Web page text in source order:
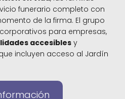
funerario completo con
de la firma. El grupo
para empresas,
accesiblesy
incluyen acceso al Jardín